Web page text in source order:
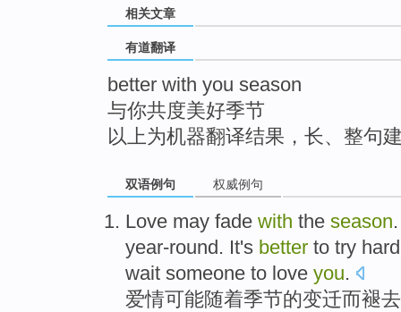
相关文章
有道翻译
better with you season
与你共度美好季节
以上为机器翻译结果，长、整句
双语例句 权威例句
Love may fade with the season
year-round. It's better to try
wait someone to love you.
爱情可能随着季节的变迁而褪去